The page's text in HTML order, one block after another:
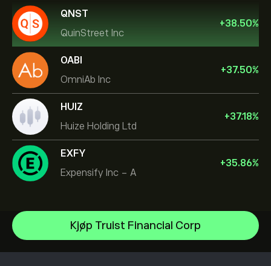
QNST
QuinStreet Inc
+38.50%
OABI
OmniAb Inc
+37.50%
HUIZ
Huize Holding Ltd
+37.18%
EXFY
Expensify Inc - A
+35.86%
Kjøp Truist Financial Corp
NVIDIA Corporation
Amazon.com Inc